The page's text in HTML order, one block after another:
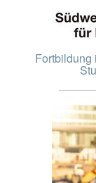
Fortbildung